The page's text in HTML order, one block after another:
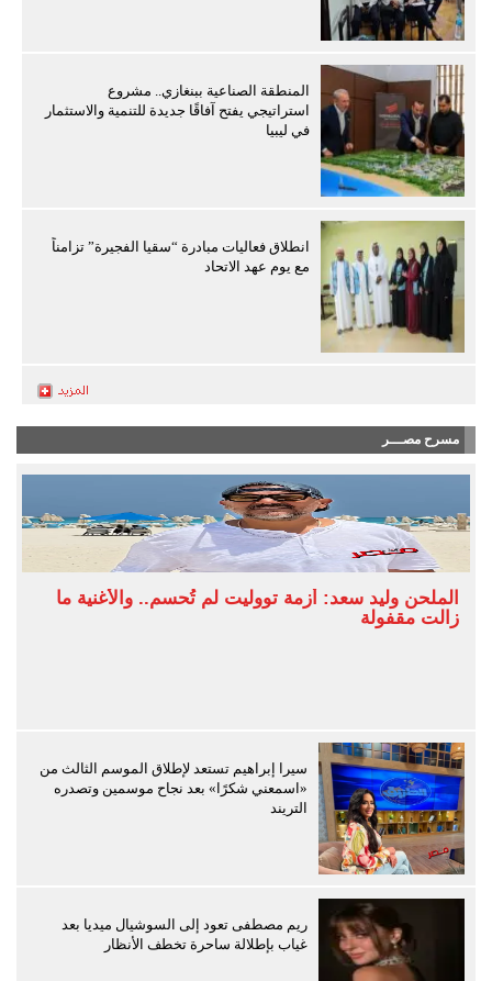
المنطقة الصناعية ببنغازي.. مشروع
استراتيجي يفتح آفاقًا جديدة للتنمية والاستثمار
في ليبيا
انطلاق فعاليات مبادرة “سقيا الفجيرة” تزامناً
مع يوم عهد الاتحاد
مسرح مصـــر
الملحن وليد سعد: أزمة تووليت لم تُحسم.. والأغنية ما
زالت مقفولة
سيرا إبراهيم تستعد لإطلاق الموسم الثالث من
«اسمعني شكرًا» بعد نجاح موسمين وتصدره
التريند
ريم مصطفى تعود إلى السوشيال ميديا بعد
غياب بإطلالة ساحرة تخطف الأنظار